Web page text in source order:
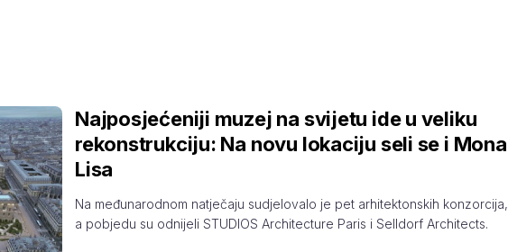
Najposjećeniji muzej na svijetu ide u veliku
rekonstrukciju: Na novu lokaciju seli se i Mona
Lisa
Na međunarodnom natječaju sudjelovalo je pet arhitektonskih konzorcija,
a pobjedu su odnijeli STUDIOS Architecture Paris i Selldorf Architects.